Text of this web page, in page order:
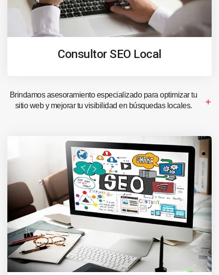
Consultor SEO Local
Brindamos asesoramiento especializado para optimizar tu
sitio web y mejorar tu visibilidad en búsquedas locales.